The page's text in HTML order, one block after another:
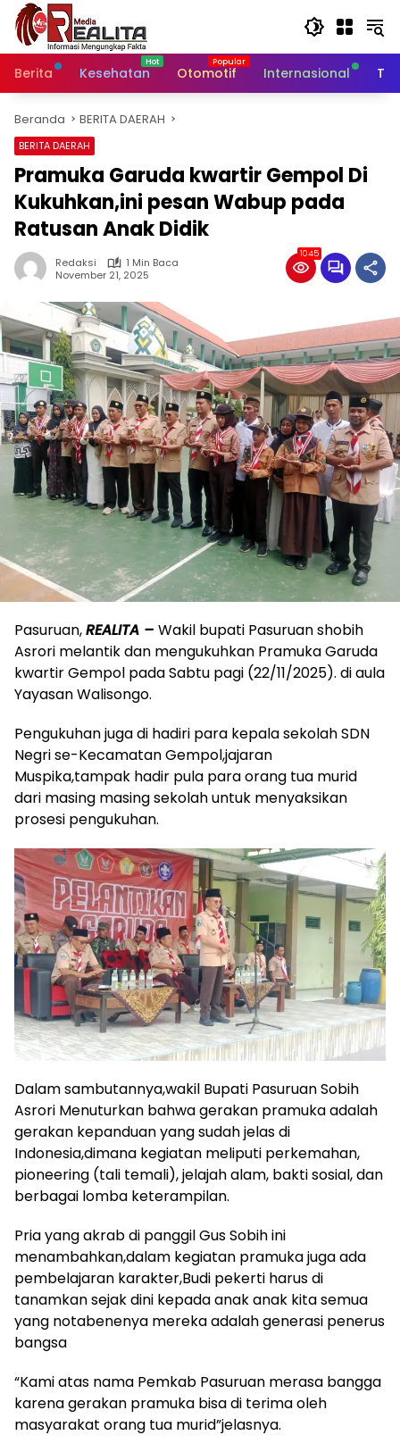
Langsung
konten
Berita
Kesehatan Otomotif Internasional
Beranda BERITA DAERAH
BERITA DAERAH
Pramuka Garuda kwartir Gempol Di
Kukuhkan,ini pesan Wabup pada
Ratusan Anak Didik
Redaksi
1 Min Baca
November 21, 2025
1045
Pasuruan,REALITA – Wakil bupati Pasuruan shobih
Asrori melantik dan mengukuhkan Pramuka Garuda
kwartir Gempol pada Sabtu pagi (22/11/2025). di aula
Yayasan Walisongo.
Pengukuhan juga di hadiri para kepala sekolah SDN
Negri se-Kecamatan Gempol,jajaran
Muspika,tampak hadir pula para orang tua murid
dari masing masing sekolah untuk menyaksikan
prosesi pengukuhan.
Dalam sambutannya,wakil Bupati Pasuruan Sobih
Asrori Menuturkan bahwa gerakan pramuka adalah
gerakan kepanduan yang sudah jelas di
Indonesia,dimana kegiatan meliputi perkemahan,
pioneering (tali temali), jelajah alam, bakti sosial, dan
berbagai lomba keterampilan.
Pria yang akrab di panggil Gus Sobih ini
menambahkan,dalam kegiatan pramuka juga ada
pembelajaran karakter,Budi pekerti harus di
tanamkan sejak dini kepada anak anak kita semua
yang notabenenya mereka adalah generasi penerus
bangsa
“Kami atas nama Pemkab Pasuruan merasa bangga
karena gerakan pramuka bisa di terima oleh
masyarakat orang tua murid”jelasnya.